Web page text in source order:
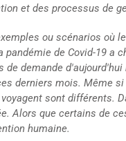
et des processus de
ou scénarios où
pandémie de Covid-19 a
de demande
derniers mois. Même
sont différents.
Alors que certains de
humaine.